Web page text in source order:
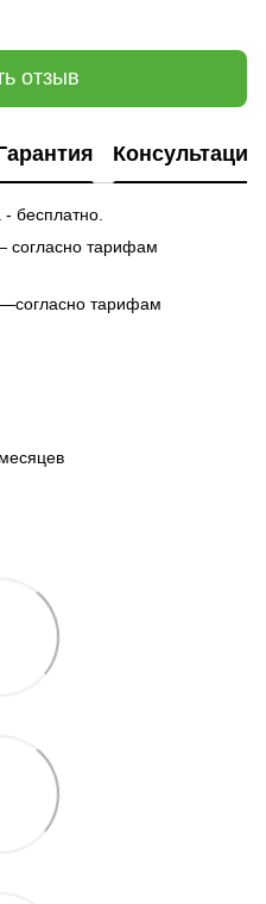
отзыв
Консультация
бесплатно.
согласно тарифам
тарифам